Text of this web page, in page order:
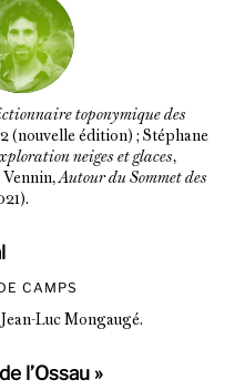
toponymique des
(nouvelle édition) ; Stéphane
neiges et glaces,
Vennin,Autour du Sommet des
CAMPS
Luc Mongaugé.
l’Ossau »